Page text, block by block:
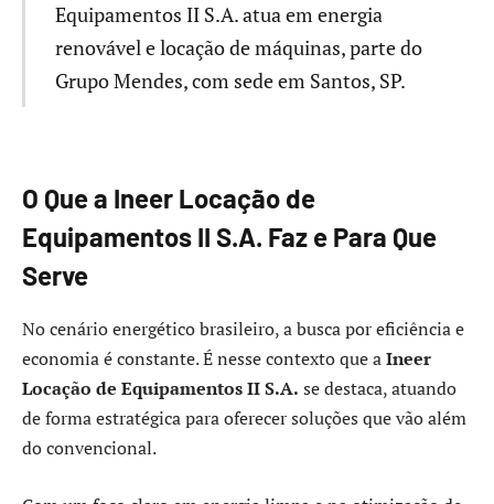
Equipamentos II S.A. atua em energia
renovável e locação de máquinas, parte do
Grupo Mendes, com sede em Santos, SP.
O Que a Ineer Locação de
Equipamentos II S.A. Faz e Para Que
Serve
No cenário energético brasileiro, a busca por eficiência e
economia é constante. É nesse contexto que aIneer
Locação de Equipamentos II S.A. se destaca, atuando
de forma estratégica para oferecer soluções que vão além
do convencional.